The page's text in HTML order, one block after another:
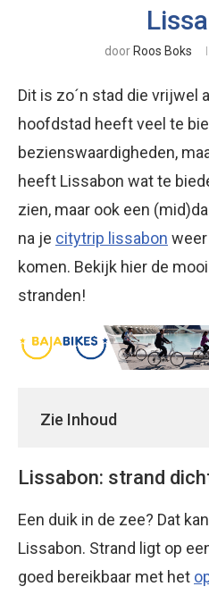
door Roos Boks
Dit is zo´n stad die vrijwel
hoofdstad heeft veel te
bezienswaardigheden,
heeft Lissabon wat te
zien, maar ook een
na je citytrip lissabon
komen. Bekijk hier de
stranden!
Zie Inhoud
Lissabon: strand
Een duik in de zee? Dat
Lissabon. Strand ligt op
goed bereikbaar met het